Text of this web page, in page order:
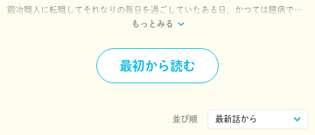
鍛冶職人に転職してそれなりの毎日を過ごしていたある日、かつては臆病で冴
えなかったはずの幼馴染・リーフレットが可憐な美少女Sランク勇者となって目
追放された(元)勇者が新生勇者軍を救う!? 「小説家になろう」発、バトルファ
※「小説家になろう」は㈱ヒナプロジェクトの登録商標です。
もっとみる
最初から読む
並び順